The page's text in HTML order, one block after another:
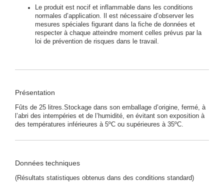
Le produit est nocif et inflammable dans les conditions
normales d’application. Il est nécessaire d’observer les
mesures spéciales figurant dans la fiche de données et
respecter à chaque atteindre moment celles prévus par la
loi de prévention de risques dans le travail.
Présentation
Fûts de 25 litres.Stockage dans son emballage d’origine, fermé, à
l’abri des intempéries et de l’humidité, en évitant son exposition à
des températures inférieures à 5ºC ou supérieures à 35ºC.
Données techniques
(Résultats statistiques obtenus dans des conditions standard)